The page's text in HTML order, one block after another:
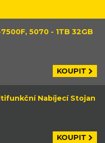
5070 - 1TB 32GB
KOUPIT
Nabíjecí Stojan
KOUPIT